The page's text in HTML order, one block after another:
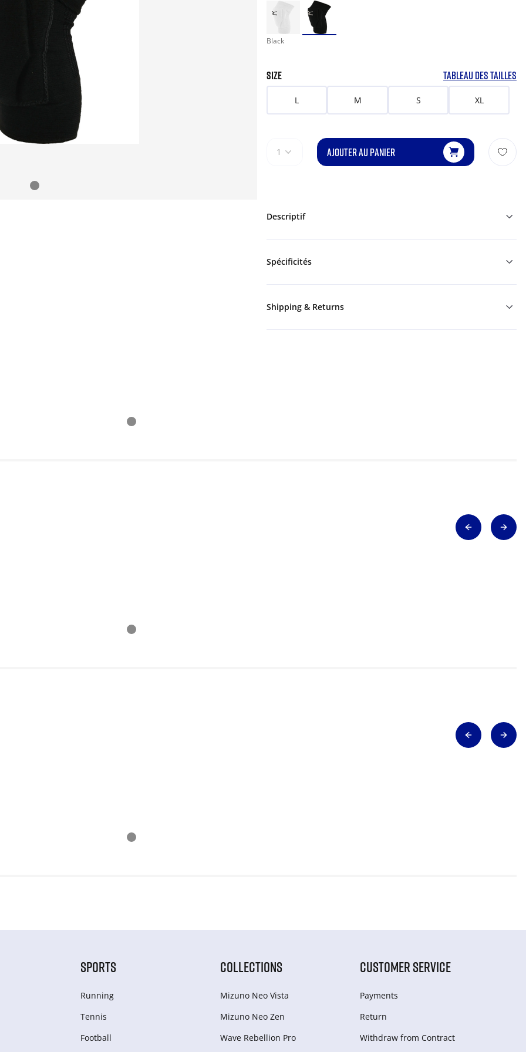
Black
SIZE TABLEAU DES TAILLES
L M S XL
1 AJOUTER AU PANIER
Descriptif
Spécificités
Shipping & Returns
SPORTS
Running
Tennis
Football
COLLECTIONS
Mizuno Neo Vista
Mizuno Neo Zen
Wave Rebellion Pro
CUSTOMER SERVICE
Payments
Return
Withdraw from Сontract